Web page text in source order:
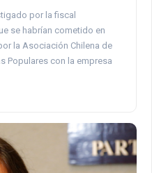
por la fiscal
se habrían cometido en
la Asociación Chilena de
Populares con la empresa